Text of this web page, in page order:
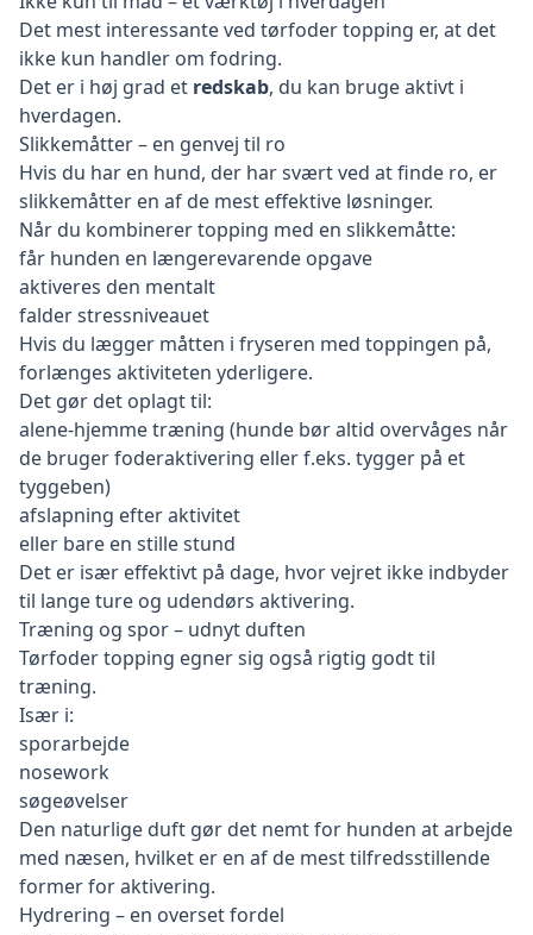
Det mest interessante ved tørfoder topping er, at det
ikke kun handler om fodring.
Det er i høj grad et redskab, du kan bruge aktivt i
hverdagen.
Slikkemåtter– en genvej til ro
Hvis du har en hund, der har svært ved at finde ro, er
slikkemåtter en af de mest effektive løsninger.
Når du kombinerer topping med en slikkemåtte:
får hunden en længerevarende opgave
aktiveres den mentalt
falder stressniveauet
Hvis du lægger måtten i fryseren med toppingen på,
forlænges aktiviteten yderligere.
Det gør det oplagt til:
alene-hjemme træning (hunde bør altid overvåges når
de bruger foderaktivering eller f.eks. tygger på et
tyggeben)
afslapning efter aktivitet
eller bare en stille stund
Det er især effektivt på dage, hvor vejret ikke indbyder
til lange ture og udendørs aktivering.
Træning og spor – udnyt duften
Tørfoder topping egner sig også rigtig godt til
træning.
Især i:
sporarbejde
nosework
søgeøvelser
Den naturlige duft gør det nemt for hunden at arbejde
med næsen, hvilket er en af de mest tilfredsstillende
former for aktivering.
Hydrering – en overset fordel